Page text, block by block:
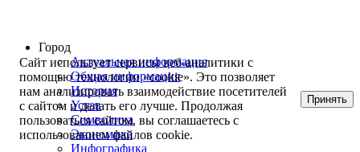
Город
Актуальная информация
Общая информация
История
Устав
Символика
Экономика
Инфографика
Сайт использует сервисы веб-аналитики с
помощью технологии «cookie». Это позволяет
нам анализировать взаимодействие посетителей
с сайтом и делать его лучше. Продолжая
пользоваться сайтом, вы соглашаетесь с
использованием файлов cookie.
Принять